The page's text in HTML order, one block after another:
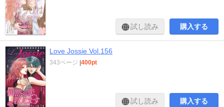
試し読み 購入する
Love Jossie Vol.156
343ページ |400pt
試し読み 購入する